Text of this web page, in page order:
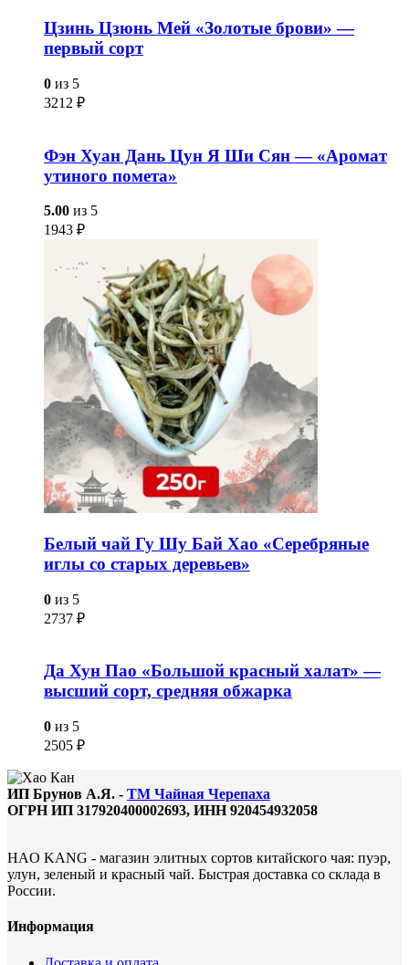
Цзинь Цзюнь Мей «Золотые брови» —
первый сорт
0 из 5
3212 ₽
Фэн Хуан Дань Цун Я Ши Сян — «Аромат
утиного помета»
5.00 из 5
1943 ₽
Белый чай Гу Шу Бай Хао «Серебряные
иглы со старых деревьев»
0 из 5
2737 ₽
Да Хун Пао «Большой красный халат» —
высший сорт, средняя обжарка
0 из 5
2505 ₽
ИП Брунов А.Я. - ТМ Чайная Черепаха
ОГРН ИП 317920400002693, ИНН 920454932058
HAO KANG - магазин элитных сортов китайского чая: пуэр,
улун, зеленый и красный чай. Быстрая доставка со склада в
России.
Информация